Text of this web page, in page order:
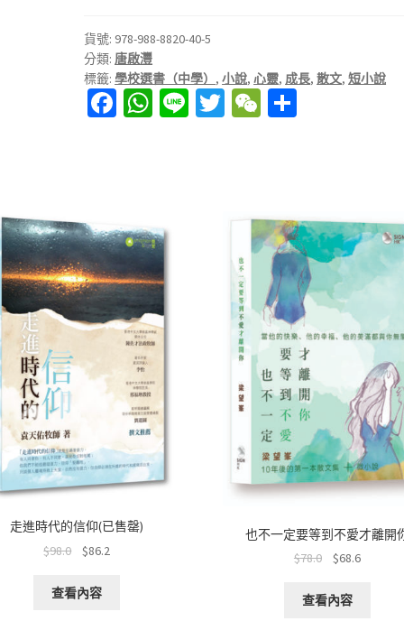
輩
子
的
認
貨號: 978-988-8820-40-5
分類: 唐啟灃
標籤:學校選書（中學） ,小說,心靈, 成長,散文,短小說
Fa
o
k
W
p
p
Li T
W
at
走進時代的信仰(已售罄)
$98.0 $86.2
查看內容
也不一定要等到不愛才離開
$78.0 $68.6
查看內容